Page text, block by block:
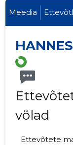
Meedia
võlad
Ettevõtete